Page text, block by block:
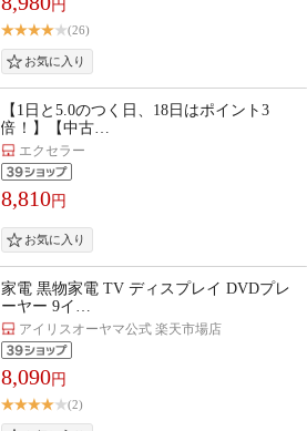
円
(26)
【1日と5.0のつく日、18日はポイント3
倍！】【中古…
エクセラー
8,810円
家電 黒物家電 TV ディスプレイ DVDプレ
ーヤー 9イ…
アイリスオーヤマ公式 楽天市場店
8,090円
(2)